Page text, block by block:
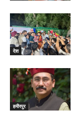
देश
हमीरपुर